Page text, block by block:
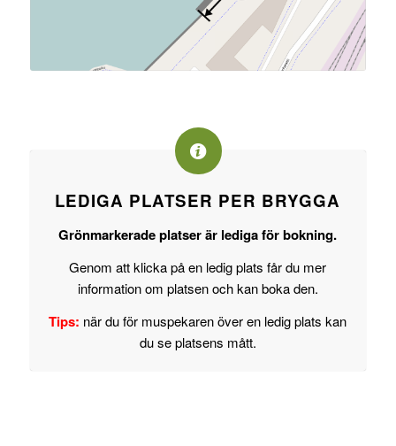
LEDIGA PLATSER PER BRYGGA
Grönmarkerade platser är lediga för bokning.
Genom att klicka på en ledig plats får du mer
information om platsen och kan boka den.
Tips: när du för muspekaren över en ledig plats kan
du se platsens mått.